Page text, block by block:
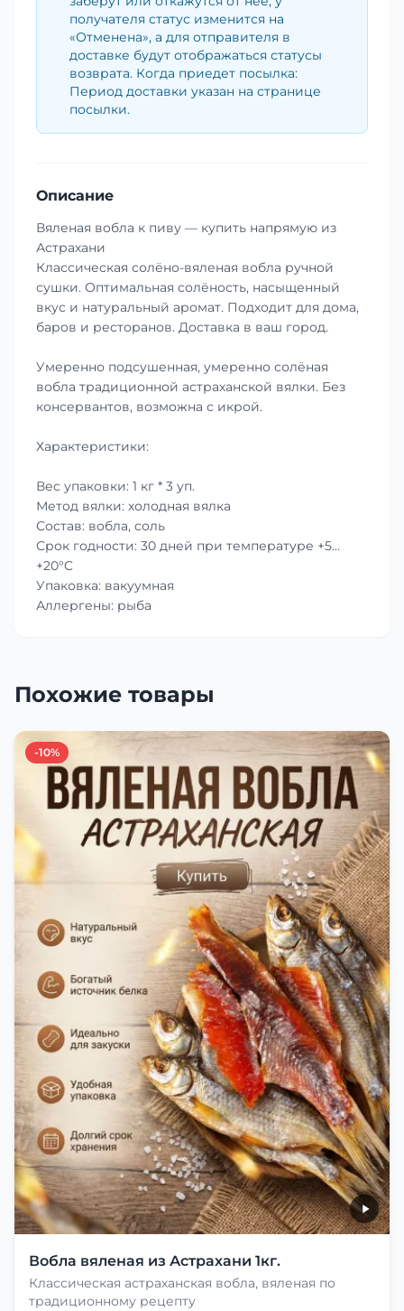
получателя статус изменится на
«Отменена», а для отправителя в
доставке будут отображаться статусы
возврата. Когда приедет посылка:
Период доставки указан на странице
посылки.
Описание
Вяленая вобла к пиву — купить напрямую из
Астрахани
Классическая солёно-вяленая вобла ручной
сушки. Оптимальная солёность, насыщенный
вкус и натуральный аромат. Подходит для дома,
баров и ресторанов. Доставка в ваш город.
Умеренно подсушенная, умеренно солёная
вобла традиционной астраханской вялки. Без
консервантов, возможна с икрой.
Характеристики:
Вес упаковки: 1 кг * 3 уп.
Метод вялки: холодная вялка
Состав: вобла, соль
Срок годности: 30 дней при температуре +5…
+20°C
Упаковка: вакуумная
Аллергены: рыба
Похожие товары
-10%
Вобла вяленая из Астрахани 1кг.
Классическая астраханская вобла, вяленая по
традиционному рецепту